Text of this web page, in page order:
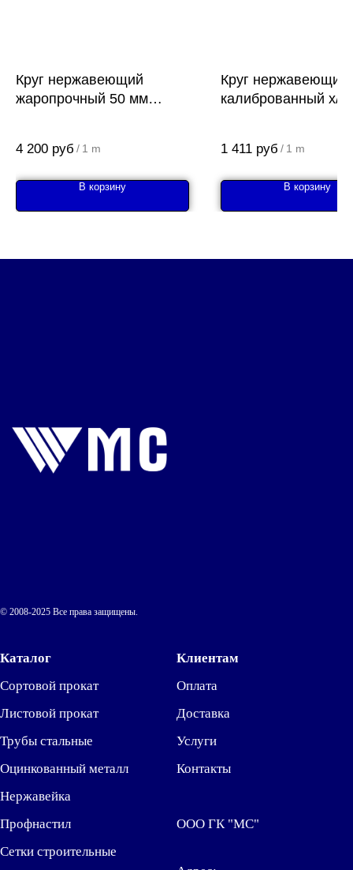
Круг нержавеющий
жаропрочный 50 мм
4 200 руб / 1 m
В корзину
Круг нержавеющий
калиброванный х/т
1 411 руб / 1 m
В корзину
© 2008-2025 Все права защищены.
Каталог
Сортовой прокат
Листовой прокат
Трубы стальные
Оцинкованный металл
Нержавейка
Профнастил
Сетки строительные
Клиентам
Оплата
Доставка
Услуги
Контакты
ООО ГК "МС"